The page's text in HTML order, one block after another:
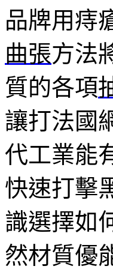
品牌用痔
曲張方法
質的各項
讓打法國
代工業能
快速打擊
識選擇如
然材質優